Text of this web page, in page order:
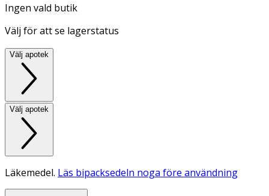
Ingen vald butik
Välj för att se lagerstatus
Välj apotek
Välj apotek
Läkemedel. Läs bipacksedeln noga före användning